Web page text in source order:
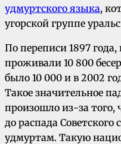
удмуртского языка,
угорской группе
По переписи 1897
проживали 10 800
было 10 000 и в 2002
Такое значительное
произошло из-за того,
до распада
удмуртам. Такую